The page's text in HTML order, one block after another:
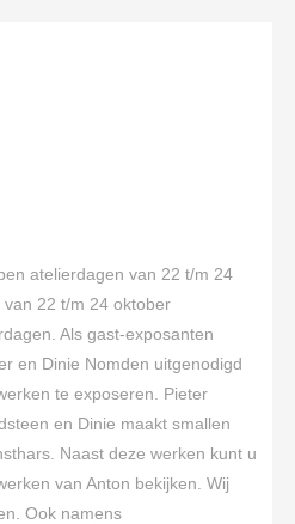
atelierdagen van 22 t/m 24
van 22 t/m 24 oktober
Als gast-exposanten
en Dinie Nomden uitgenodigd
te exposeren. Pieter
en Dinie maakt smallen
Naast deze werken kunt u
van Anton bekijken. Wij
Ook namens